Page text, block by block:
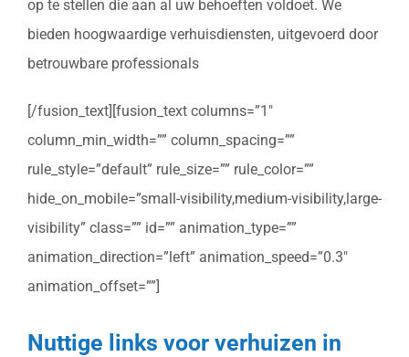
op te stellen die aan al uw behoeften voldoet. We
bieden hoogwaardige verhuisdiensten, uitgevoerd door
betrouwbare professionals
[/fusion_text][fusion_text columns=”1″
column_min_width=”” column_spacing=””
rule_style=”default” rule_size=”” rule_color=””
hide_on_mobile=”small-visibility,medium-visibility,large-
visibility” class=”” id=”” animation_type=””
animation_direction=”left” animation_speed=”0.3″
animation_offset=””]
Nuttige links voor verhuizen in